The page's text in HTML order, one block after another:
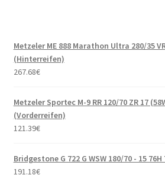
Metzeler ME 888 Marathon Ultra 280/35
(Hinterreifen)
267.68€
Metzeler Sportec M-9 RR 120/70 ZR 17
(Vorderreifen)
121.39€
Bridgestone G 722 G WSW 180/70 - 15
191.18€